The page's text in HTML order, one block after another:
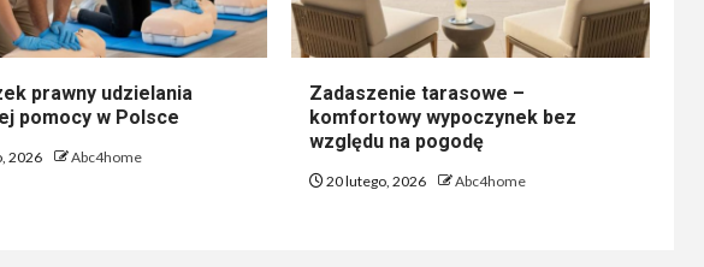
prawny udzielania
pomocy w Polsce
2026 Abc4home
Zadaszenie tarasowe –
komfortowy wypoczynek bez
względu na pogodę
20 lutego, 2026 Abc4home